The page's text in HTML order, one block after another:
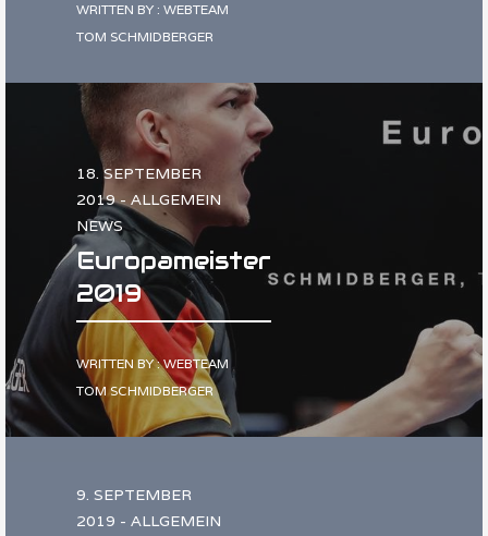
WRITTEN BY : WEBTEAM
TOM SCHMIDBERGER
18. SEPTEMBER
2019 - ALLGEMEIN
NEWS
Europameister
2019
WRITTEN BY : WEBTEAM
TOM SCHMIDBERGER
9. SEPTEMBER
2019 - ALLGEMEIN